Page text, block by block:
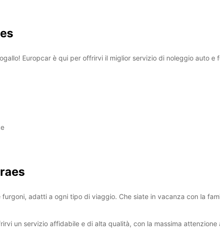
Europcar è qui per offrirvi il miglior servizio di noleggio auto
adatti a ogni tipo di viaggio. Che siate in vacanza con la
un servizio affidabile e di alta qualità, con la massima